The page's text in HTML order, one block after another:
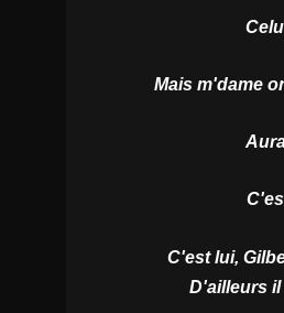
Mais m'dame
C'est lui,
D'ailleurs il